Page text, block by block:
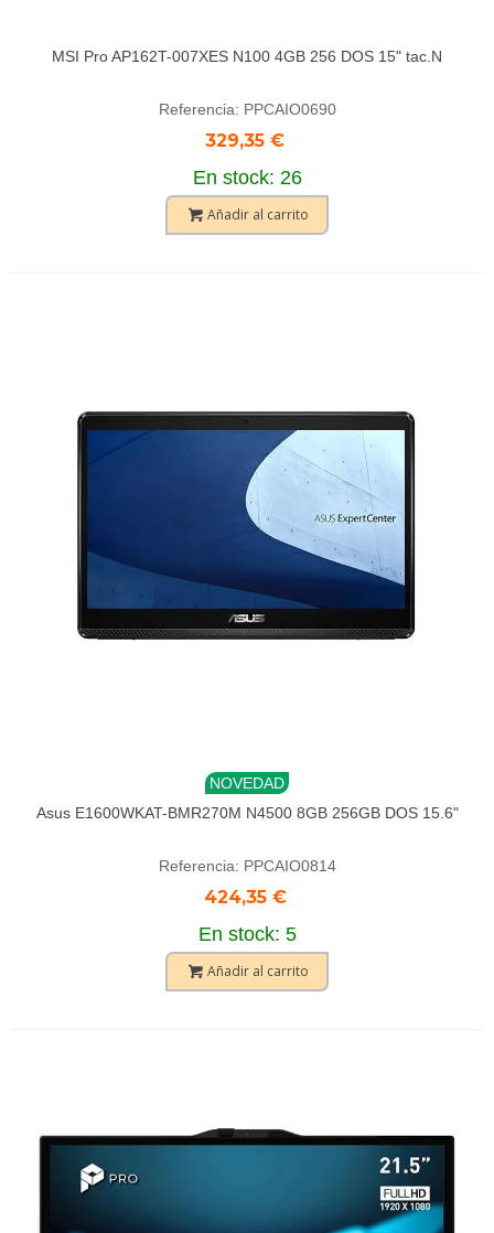
MSI Pro AP162T-007XES N100 4GB 256 DOS 15" tac.N
Referencia: PPCAIO0690
329,35 €
En stock: 26
Añadir al carrito
NOVEDAD
Asus E1600WKAT-BMR270M N4500 8GB 256GB DOS 15.6"
Referencia: PPCAIO0814
424,35 €
En stock: 5
Añadir al carrito